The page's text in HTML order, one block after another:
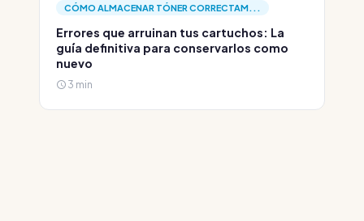
CÓMO ALMACENAR TÓNER CORRECTAM...
Errores que arruinan tus cartuchos: La
guía definitiva para conservarlos como
nuevo
3 min